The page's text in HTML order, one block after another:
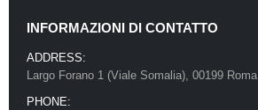
INFORMAZIONI DI CONTATTO
ADDRESS:
Largo Forano 1 (Viale Somalia), 00199 Roma
PHONE: